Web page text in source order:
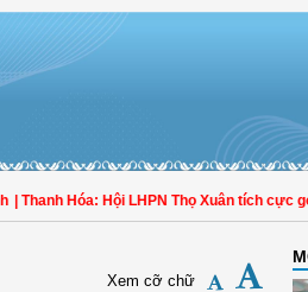
Hóa: Hội LHPN Thọ Xuân tích cực góp
Xem cỡ chữ